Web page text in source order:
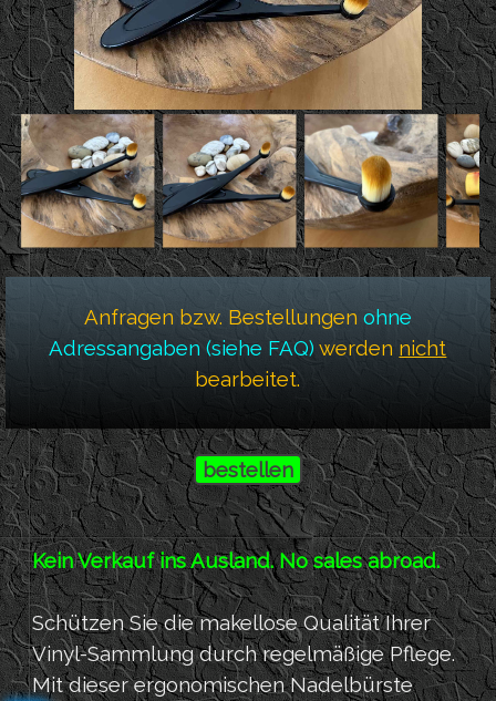
Anfragen bzw. Bestellungen ohne
Adressangaben (siehe FAQ) werden nicht
bearbeitet.
bestellen
Kein Verkauf ins Ausland. No sales abroad.
Schützen Sie die makellose Qualität Ihrer
Vinyl-Sammlung durch regelmäßige Pflege.
Mit dieser ergonomischen Nadelbürste